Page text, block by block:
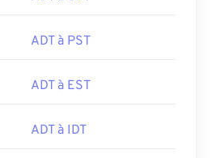
ADT à PST
ADT à EST
ADT à IDT